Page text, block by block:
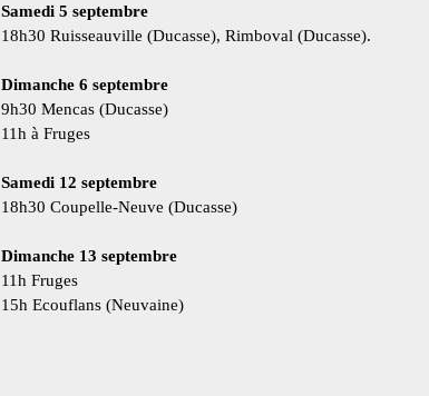
Samedi 5 septembre
18h30 Ruisseauville (Ducasse), Rimboval (Ducasse).
Dimanche 6 septembre
9h30 Mencas (Ducasse)
11h à Fruges
Samedi 12 septembre
18h30 Coupelle-Neuve (Ducasse)
Dimanche 13 septembre
11hFruges
15h Ecouflans (Neuvaine)